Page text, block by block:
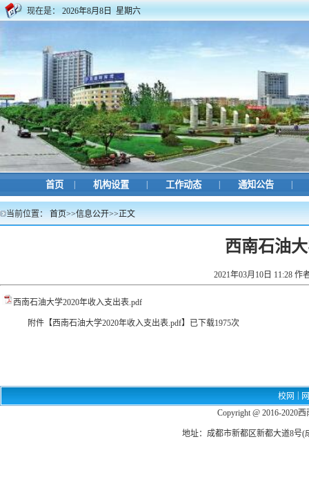
现在是： 2026年8月8日 星期六
首页 机构设置 工作动态 通知公告
当前位置： 首页>>信息公开>>正文
西南石油
2021年03月10日 11:28
西南石油大学2020年收入支出表.pdf
附件【西南石油大学2020年收入支出表.pdf】已下载1975次
校网
Copyright @ 2016-2020
地址：成都市新都区新都大道8号